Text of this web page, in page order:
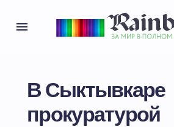
В Сыктывкаре
прокуратурой